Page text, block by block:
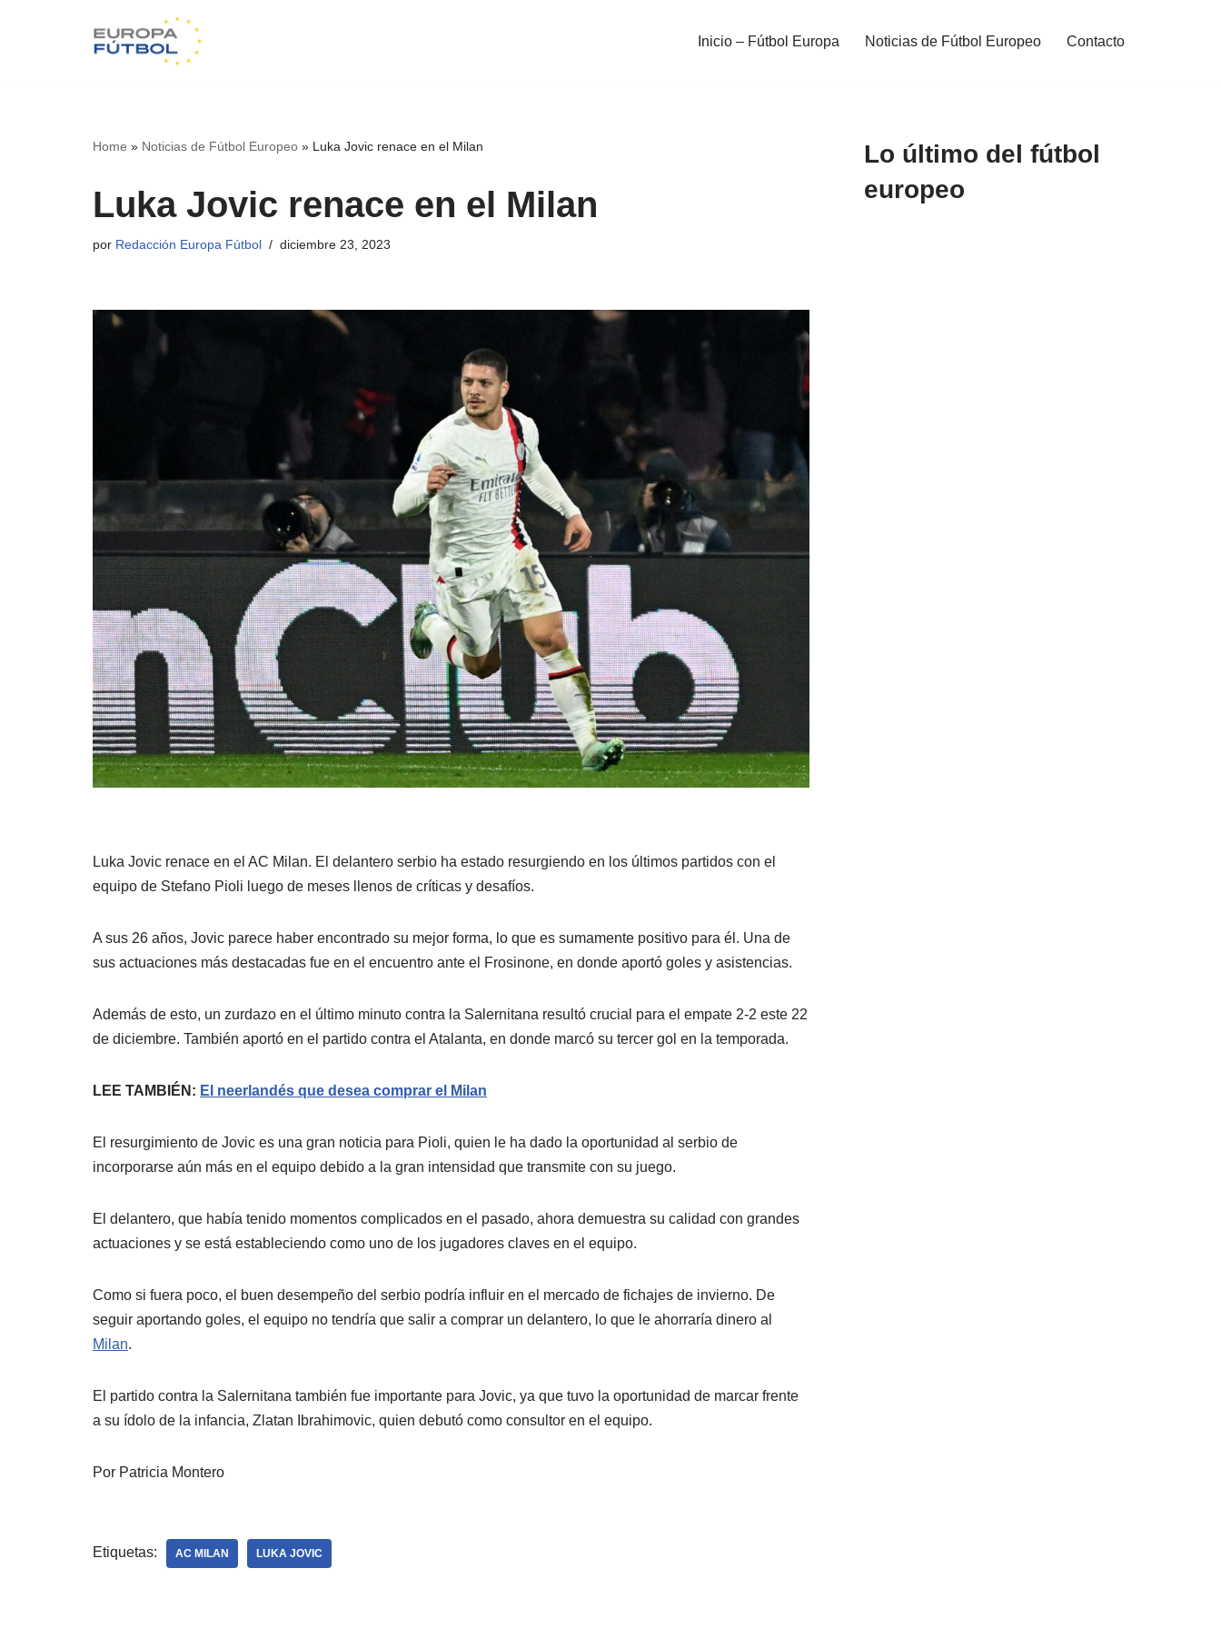
Inicio – Fútbol Europa Noticias de Fútbol Europeo Contacto
Home » Noticias de Fútbol Europeo » Luka Jovic renace en el Milan
Luka Jovic renace en el Milan
por Redacción Europa Fútbol diciembre 23, 2023
Luka Jovic renace en el AC Milan. El delantero serbio ha estado resurgiendo en los últimos partidos con el
equipo de Stefano Pioli luego de meses llenos de críticas y desafíos.
A sus 26 años, Jovic parece haber encontrado su mejor forma, lo que es sumamente positivo para él. Una de
sus actuaciones más destacadas fue en el encuentro ante el Frosinone, en donde aportó goles y asistencias.
Además de esto, un zurdazo en el último minuto contra la Salernitana resultó crucial para el empate 2-2 este 22
de diciembre. También aportó en el partido contra el Atalanta, en donde marcó su tercer gol en la temporada.
LEE TAMBIÉN: El neerlandés que desea comprar el Milan
El resurgimiento de Jovic es una gran noticia para Pioli, quien le ha dado la oportunidad al serbio de
incorporarse aún más en el equipo debido a la gran intensidad que transmite con su juego.
El delantero, que había tenido momentos complicados en el pasado, ahora demuestra su calidad con grandes
actuaciones y se está estableciendo como uno de los jugadores claves en el equipo.
Como si fuera poco, el buen desempeño del serbio podría influir en el mercado de fichajes de invierno. De
seguir aportando goles, el equipo no tendría que salir a comprar un delantero, lo que le ahorraría dinero al
Milan.
El partido contra la Salernitana también fue importante para Jovic, ya que tuvo la oportunidad de marcar frente
a su ídolo de la infancia, Zlatan Ibrahimovic, quien debutó como consultor en el equipo.
Por Patricia Montero
Etiquetas: AC MILAN LUKA JOVIC
Lo último del fútbol
europeo